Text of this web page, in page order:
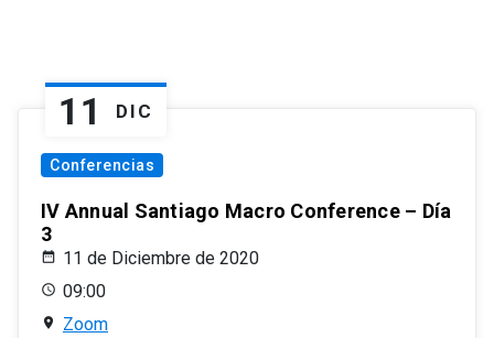
11 DIC
Conferencias
IV Annual Santiago Macro Conference – Día
3
11 de Diciembre de 2020
09:00
Zoom